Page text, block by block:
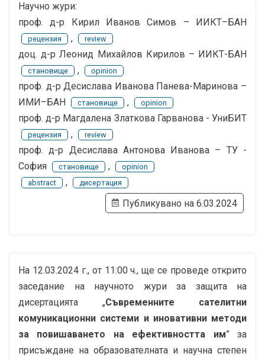
Научно жури:
проф. д-р Кирил Иванов Симов – ИИКТ–БАН
рецензия , review
доц. д-р Леонид Михайлов Кирилов – ИИКТ-БАН
становище , opinion
проф. д-р Десислава Иванова Панева-Маринова –
ИМИ–БАН
становище , opinion
проф. д-р Магдалена Златкова Гарванова - УниБИТ
рецензия , review
проф. д-р Десислава Антонова Иванова – ТУ -
София
становище ,
opinion
abstract
, дисертация
Публикувано на 6.03.2024
На 12.03.2024 г., от 11:00 ч., ще се проведе открито
заседание на научното жури за защита на
дисертацията „Съвременните сателитни
комуникационни системи и иновативни методи
за повишаването на ефективността им” за
присъждане на образователната и научна степен